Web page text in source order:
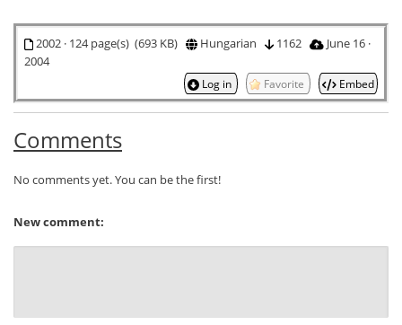
2002 · 124 page(s) (693 KB) Hungarian 1162
June 16 ·
2004
Log in Favorite Embed
Comments
No comments yet. You can be the first!
New comment: